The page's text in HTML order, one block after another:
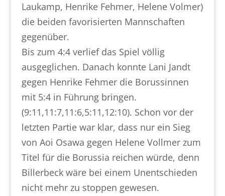
Laukamp, Henrike Fehmer, Helene Volmer)
die beiden favorisierten Mannschaften
gegenüber.
Bis zum 4:4 verlief das Spiel völlig
ausgeglichen. Danach konnte Lani Jandt
gegen Henrike Fehmer die Borussinnen
mit 5:4 in Führung bringen.
(9:11,11:7,11:6,5:11,12:10). Schon vor der
letzten Partie war klar, dass nur ein Sieg
von Aoi Osawa gegen Helene Vollmer zum
Titel für die Borussia reichen würde, denn
Billerbeck wäre bei einem Unentschieden
nicht mehr zu stoppen gewesen.